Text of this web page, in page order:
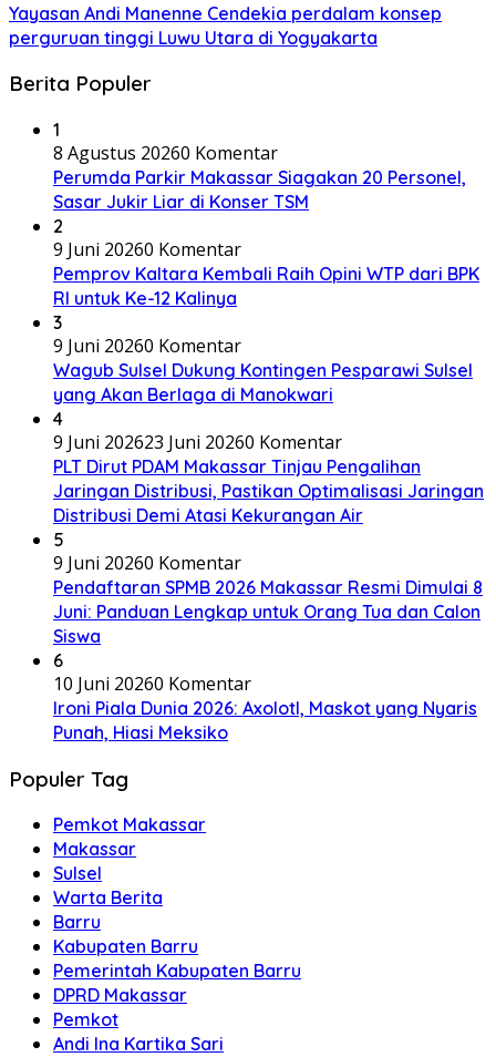
Yayasan Andi Manenne Cendekia perdalam konsep
perguruan tinggi Luwu Utara di Yogyakarta
Berita Populer
1
8 Agustus 20260 Komentar
Perumda Parkir Makassar Siagakan 20 Personel,
Sasar Jukir Liar di Konser TSM
2
9 Juni 20260 Komentar
Pemprov Kaltara Kembali Raih Opini WTP dari BPK
RI untuk Ke-12 Kalinya
3
9 Juni 20260 Komentar
Wagub Sulsel Dukung Kontingen Pesparawi Sulsel
yang Akan Berlaga di Manokwari
4
9 Juni 202623 Juni 20260 Komentar
PLT Dirut PDAM Makassar Tinjau Pengalihan
Jaringan Distribusi, Pastikan Optimalisasi Jaringan
Distribusi Demi Atasi Kekurangan Air
5
9 Juni 20260 Komentar
Pendaftaran SPMB 2026 Makassar Resmi Dimulai 8
Juni: Panduan Lengkap untuk Orang Tua dan Calon
Siswa
6
10 Juni 20260 Komentar
Ironi Piala Dunia 2026: Axolotl, Maskot yang Nyaris
Punah, Hiasi Meksiko
Populer Tag
Pemkot Makassar
Makassar
Sulsel
Warta Berita
Barru
Kabupaten Barru
Pemerintah Kabupaten Barru
DPRD Makassar
Pemkot
Andi Ina Kartika Sari